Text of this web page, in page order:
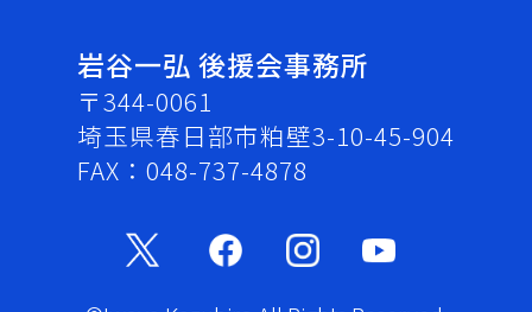
岩谷一弘 後援会事務所
〒344-0061
埼玉県春日部市粕壁3-10-45-904
FAX：048-737-4878